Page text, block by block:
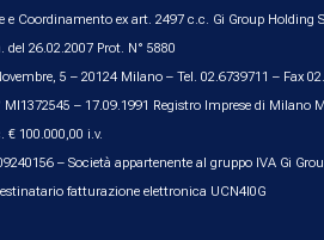
e Coordinamento ex art. 2497 c.c. Gi Group Holding
del 26.02.2007 Prot. N° 5880
5 – 20124 Milano – Tel. 02.6739711 – Fax
MI1372545 – 17.09.1991 Registro Imprese di Milano
€ 100.000,00 i.v.
– Società appartenente al gruppo IVA Gi
fatturazione elettronica UCN4I0G